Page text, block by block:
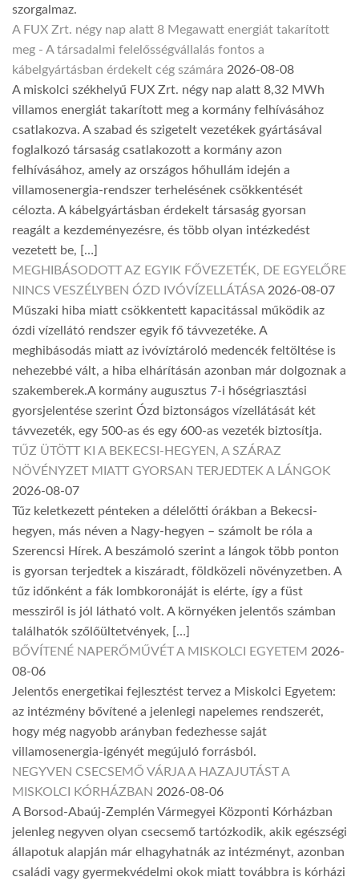
szorgalmaz.
A FUX Zrt. négy nap alatt 8 Megawatt energiát takarított
meg - A társadalmi felelősségvállalás fontos a
kábelgyártásban érdekelt cég számára 2026-08-08
A miskolci székhelyű FUX Zrt. négy nap alatt 8,32 MWh
villamos energiát takarított meg a kormány felhívásához
csatlakozva. A szabad és szigetelt vezetékek gyártásával
foglalkozó társaság csatlakozott a kormány azon
felhívásához, amely az országos hőhullám idején a
villamosenergia-rendszer terhelésének csökkentését
célozta. A kábelgyártásban érdekelt társaság gyorsan
reagált a kezdeményezésre, és több olyan intézkedést
vezetett be, […]
MEGHIBÁSODOTT AZ EGYIK FŐVEZETÉK, DE EGYELŐRE
NINCS VESZÉLYBEN ÓZD IVÓVÍZELLÁTÁSA 2026-08-07
Műszaki hiba miatt csökkentett kapacitással működik az
ózdi vízellátó rendszer egyik fő távvezetéke. A
meghibásodás miatt az ivóvíztároló medencék feltöltése is
nehezebbé vált, a hiba elhárításán azonban már dolgoznak a
szakemberek.A kormány augusztus 7-i hőségriasztási
gyorsjelentése szerint Ózd biztonságos vízellátását két
távvezeték, egy 500-as és egy 600-as vezeték biztosítja.
TŰZ ÜTÖTT KI A BEKECSI-HEGYEN, A SZÁRAZ
NÖVÉNYZET MIATT GYORSAN TERJEDTEK A LÁNGOK
2026-08-07
Tűz keletkezett pénteken a délelőtti órákban a Bekecsi-
hegyen, más néven a Nagy-hegyen – számolt be róla a
Szerencsi Hírek. A beszámoló szerint a lángok több ponton
is gyorsan terjedtek a kiszáradt, földközeli növényzetben. A
tűz időnként a fák lombkoronáját is elérte, így a füst
messziről is jól látható volt. A környéken jelentős számban
találhatók szőlőültetvények, […]
BŐVÍTENÉ NAPERŐMŰVÉT A MISKOLCI EGYETEM 2026-
08-06
Jelentős energetikai fejlesztést tervez a Miskolci Egyetem:
az intézmény bővítené a jelenlegi napelemes rendszerét,
hogy még nagyobb arányban fedezhesse saját
villamosenergia-igényét megújuló forrásból.
NEGYVEN CSECSEMŐ VÁRJA A HAZAJUTÁST A
MISKOLCI KÓRHÁZBAN 2026-08-06
A Borsod-Abaúj-Zemplén Vármegyei Központi Kórházban
jelenleg negyven olyan csecsemő tartózkodik, akik egészségi
állapotuk alapján már elhagyhatnák az intézményt, azonban
családi vagy gyermekvédelmi okok miatt továbbra is kórházi